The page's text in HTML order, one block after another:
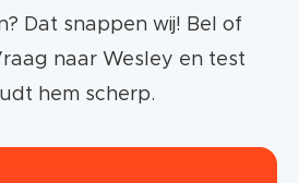
Dat snappen wij! Bel of
naar Wesley en test
hem scherp.